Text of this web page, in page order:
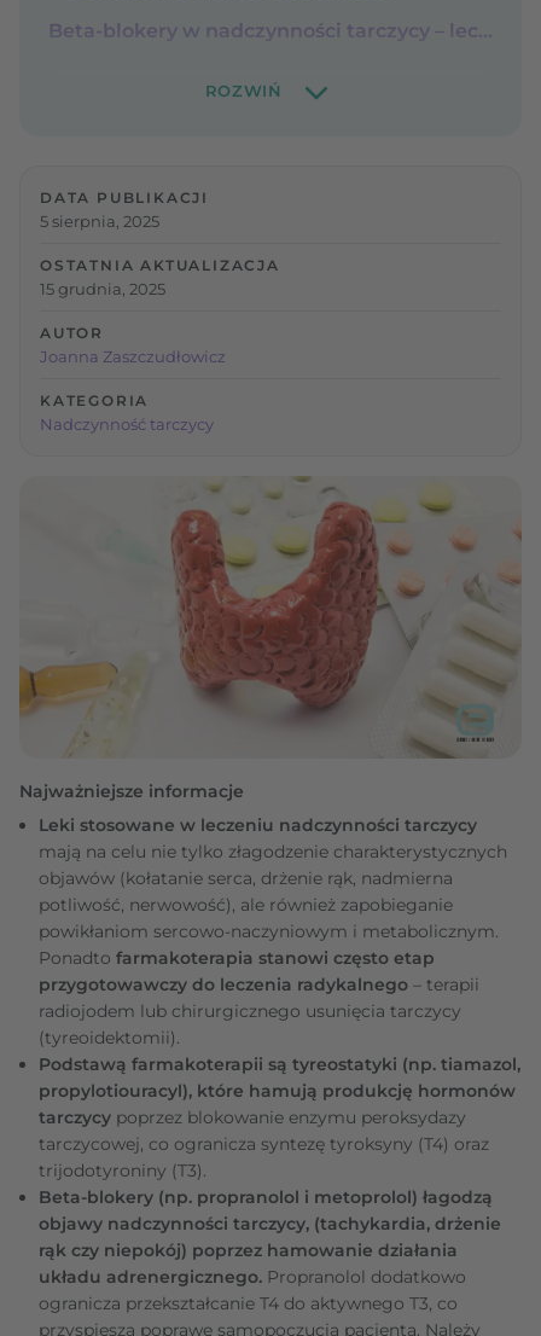
Beta-blokery w nadczynności tarczycy – leczenie objawowe
DATA PUBLIKACJI
5 sierpnia, 2025
OSTATNIA AKTUALIZACJA
15 grudnia, 2025
AUTOR
Joanna Zaszczudłowicz
KATEGORIA
Nadczynność tarczycy
Najważniejsze informacje
Leki stosowane w leczeniu nadczynności tarczycy
mają na celu nie tylko złagodzenie charakterystycznych
objawów (kołatanie serca, drżenie rąk, nadmierna
potliwość, nerwowość), ale również zapobieganie
powikłaniom sercowo-naczyniowym i metabolicznym.
Ponadto farmakoterapia stanowi często etap
przygotowawczy do leczenia radykalnego – terapii
radiojodem lub chirurgicznego usunięcia tarczycy
(tyreoidektomii).
Podstawą farmakoterapii są tyreostatyki (np. tiamazol,
propylotiouracyl), które hamują produkcję hormonów
tarczycy poprzez blokowanie enzymu peroksydazy
tarczycowej, co ogranicza syntezę tyroksyny (T4) oraz
trijodotyroniny (T3).
Beta-blokery (np. propranolol i metoprolol) łagodzą
objawy nadczynności tarczycy, (tachykardia, drżenie
rąk czy niepokój) poprzez hamowanie działania
układu adrenergicznego. Propranolol dodatkowo
ogranicza przekształcanie T4 do aktywnego T3, co
przyspiesza poprawę samopoczucia pacjenta. Należy